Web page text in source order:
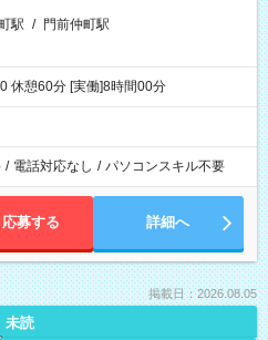
駅 / 門前仲町駅
休憩60分 [実働]8時間00分
/ 電話対応なし / パソコンスキル不要
応募する 詳細へ
掲載日：2026.08.05
未読